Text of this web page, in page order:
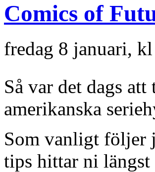
Comics of
fredag 8 januari,
Så var det dags
amerikanska
Som vanligt följer
tips hittar ni